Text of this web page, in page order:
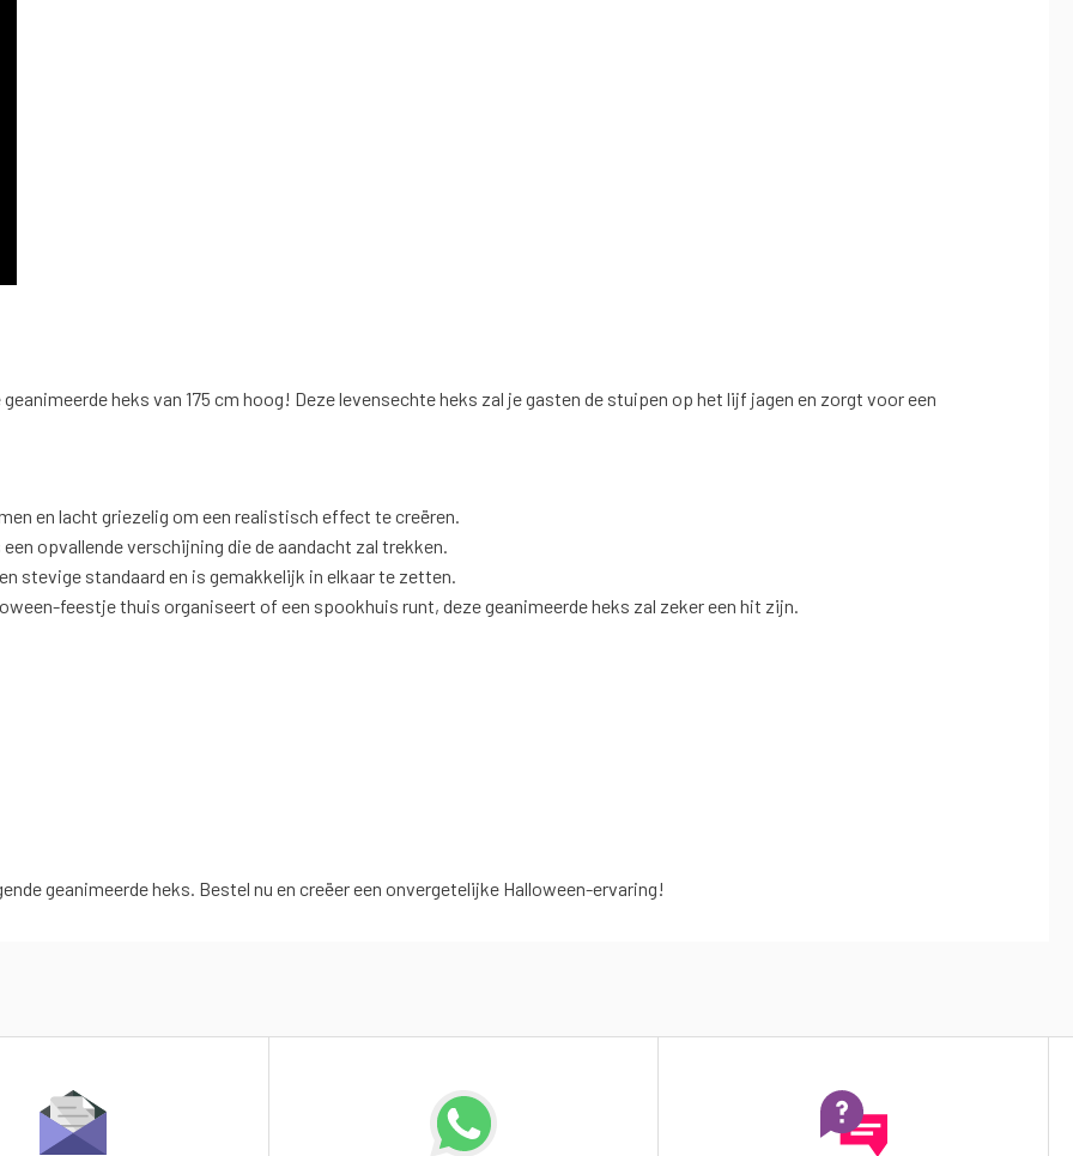
heks van 175 cm hoog! Deze levensechte heks zal je gasten de stuipen op het lijf jagen en zorgt voor een
en lacht griezelig om een realistisch effect te creëren.
opvallende verschijning die de aandacht zal trekken.
stevige standaard en is gemakkelijk in elkaar te zetten.
feestje thuis organiseert of een spookhuis runt, deze geanimeerde heks zal zeker een hit zijn.
geanimeerde heks. Bestel nu en creëer een onvergetelijke Halloween-ervaring!